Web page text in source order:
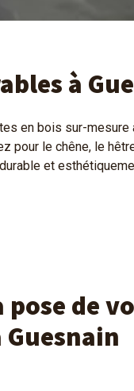
à
en bois sur-
pour le chêne, le
et
de